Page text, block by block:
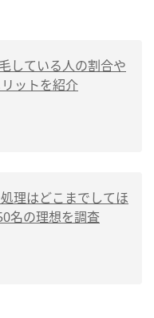
している人の割合や
ットを紹介
理はどこまでしてほ
名の理想を調査